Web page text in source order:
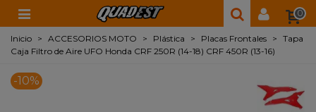
0
Inicio > ACCESORIOS MOTO > Plástica > Placas Frontales > Tapa
Caja Filtro de Aire UFO Honda CRF 250R (14-18) CRF 450R (13-16)
-10%